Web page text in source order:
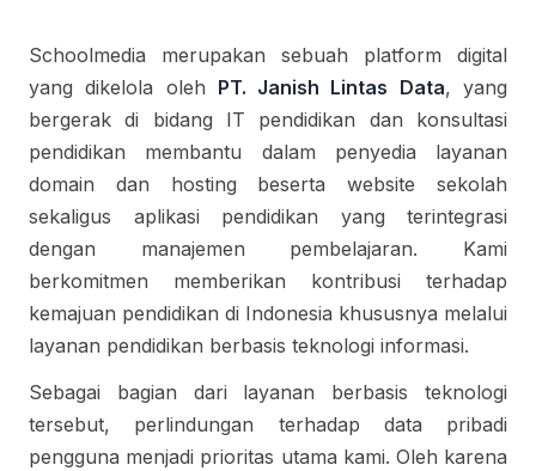
Schoolmedia merupakan sebuah platform digital
yang dikelola oleh PT. Janish Lintas Data, yang
bergerak di bidang IT pendidikan dan konsultasi
pendidikan membantu dalam penyedia layanan
domain dan hosting beserta website sekolah
sekaligus aplikasi pendidikan yang terintegrasi
dengan manajemen pembelajaran. Kami
berkomitmen memberikan kontribusi terhadap
kemajuan pendidikan di Indonesia khususnya melalui
layanan pendidikan berbasis teknologi informasi.
Sebagai bagian dari layanan berbasis teknologi
tersebut, perlindungan terhadap data pribadi
pengguna menjadi prioritas utama kami. Oleh karena